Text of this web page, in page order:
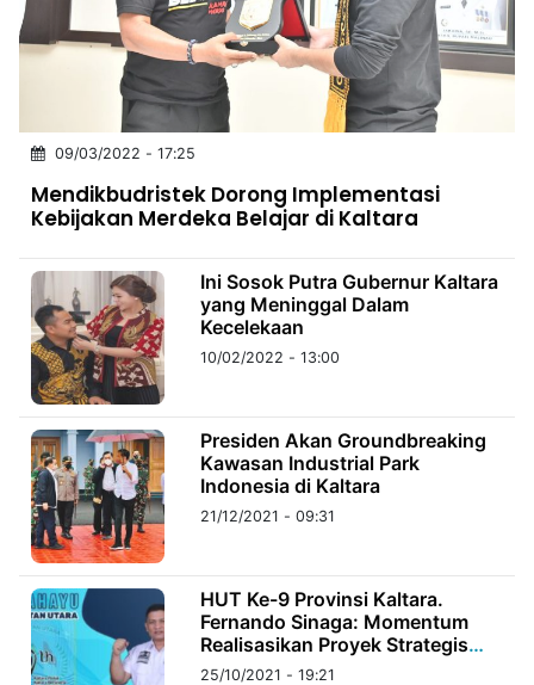
INDONESIA
NTB
Time
IDN
Jogja
Rakyat
News
Notice
Baru
Follow
Kabarbaru
Kabarbaru.co
2026
09/03/2022 - 17:25
Mendikbudristek Dorong Implementasi
Kebijakan Merdeka Belajar di Kaltara
Ini Sosok Putra Gubernur Kaltara
yang Meninggal Dalam
Kecelekaan
10/02/2022 - 13:00
Presiden Akan Groundbreaking
Kawasan Industrial Park
Indonesia di Kaltara
21/12/2021 - 09:31
HUT Ke-9 Provinsi Kaltara.
Fernando Sinaga: Momentum
Realisasikan Proyek Strategis
Nasional
25/10/2021 - 19:21